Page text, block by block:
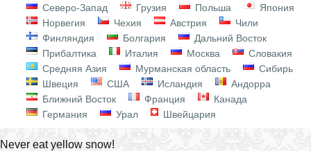
Северо-Запад
Грузия Польша
Япония
Норвегия
Чехия Австрия
Чили
Финляндия
Болгария
Дальний Восток
Прибалтика
Италия Москва
Словакия
Средняя Азия
Мурманская область
Сибирь
Швеция
США Исландия
Андорра
Ближний Восток
Франция
Канада
Германия
Урал Швейцария
Never eat yellow snow!